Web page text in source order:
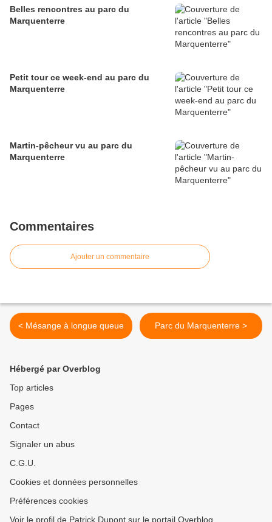
Belles rencontres au parc du
Marquenterre
Petit tour ce week-end au parc du
Marquenterre
Martin-pêcheur vu au parc du
Marquenterre
Commentaires
Ajouter un commentaire
< Mésange à longue queue Parc du Marquenterre >
Hébergé par Overblog
Top articles
Pages
Contact
Signaler un abus
C.G.U.
Cookies et données personnelles
Préférences cookies
Voir le profil de Patrick Dupont sur le portail Overblog